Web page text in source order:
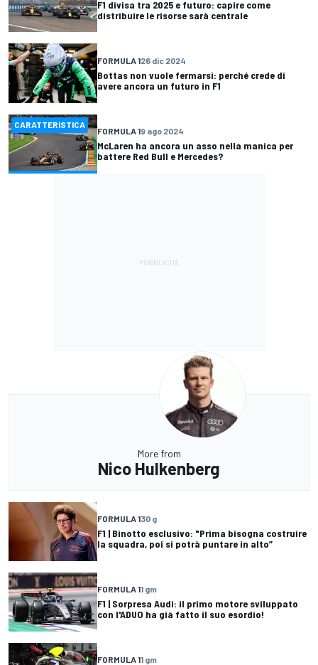
F1 divisa tra 2025 e futuro: capire come
distribuire le risorse sarà centrale
FORMULA 126 dic 2024
Bottas non vuole fermarsi: perché crede di
avere ancora un futuro in F1
CARATTERISTICA
FORMULA 19 ago 2024
McLaren ha ancora un asso nella manica per
battere Red Bull e Mercedes?
More from
Nico Hulkenberg
FORMULA 130 g
F1 | Binotto esclusivo: "Prima bisogna costruire
la squadra, poi si potrà puntare in alto”
FORMULA 11 gm
F1 | Sorpresa Audi: il primo motore sviluppato
con l'ADUO ha già fatto il suo esordio!
FORMULA 11 gm